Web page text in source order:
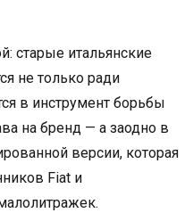
старые итальянские
не только ради
в инструмент борьбы
на бренд — а заодно в
версии, которая
Fiat и